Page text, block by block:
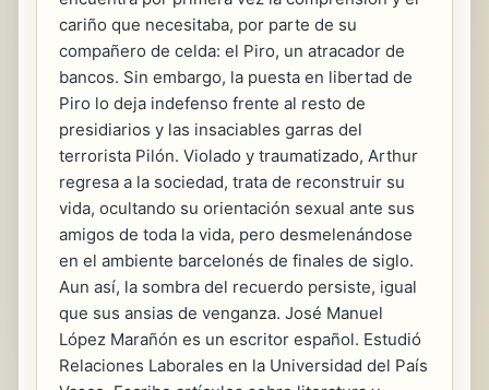
cariño que necesitaba, por parte de su
compañero de celda: el Piro, un atracador de
bancos. Sin embargo, la puesta en libertad de
Piro lo deja indefenso frente al resto de
presidiarios y las insaciables garras del
terrorista Pilón. Violado y traumatizado, Arthur
regresa a la sociedad, trata de reconstruir su
vida, ocultando su orientación sexual ante sus
amigos de toda la vida, pero desmelenándose
en el ambiente barcelonés de finales de siglo.
Aun así, la sombra del recuerdo persiste, igual
que sus ansias de venganza. José Manuel
López Marañón es un escritor español. Estudió
Relaciones Laborales en la Universidad del País